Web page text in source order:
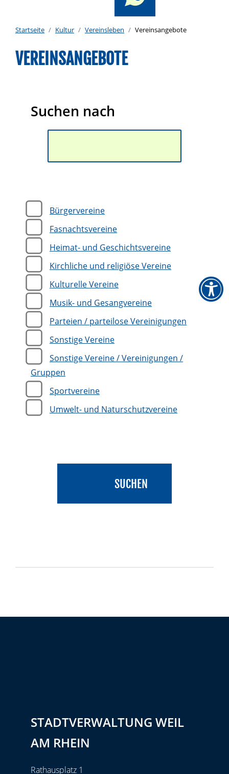
Startseite Kultur Vereinsleben Vereinsangebote
VEREINSANGEBOTE
Suchen nach
Bürgervereine
Fasnachtsvereine
Heimat- und Geschichtsvereine
Kirchliche und religiöse Vereine
Kulturelle Vereine
Musik- und Gesangvereine
Parteien / parteilose Vereinigungen
Sonstige Vereine
Sonstige Vereine / Vereinigungen /
Gruppen
Sportvereine
Umwelt- und Naturschutzvereine
STADTVERWALTUNG WEIL
AM RHEIN
Rathausplatz 1